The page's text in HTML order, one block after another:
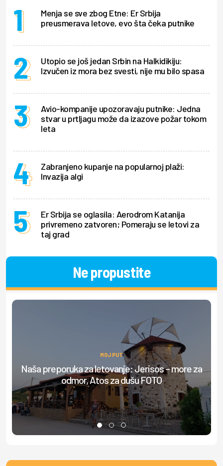
Menja se sve zbog Etne: Er Srbija
preusmerava letove, evo šta čeka putnike
Utopio se još jedan Srbin na Halkidikiju:
Izvučen iz mora bez svesti, nije mu bilo spasa
Avio-kompanije upozoravaju putnike: Jedna
stvar u prtljagu može da izazove požar tokom
leta
Zabranjeno kupanje na popularnoj plaži:
Invazija algi
Er Srbija se oglasila: Aerodrom Katanija
privremeno zatvoren; Pomeraju se letovi za
taj grad
Ne propustite
MOJ PUT
Naša preporuka za letovanje: Jerisos – more za
odmor, Atos za dušu FOTO